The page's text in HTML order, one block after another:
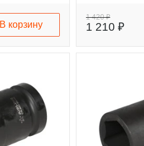
В корзину
1 420 ₽
1 210 ₽